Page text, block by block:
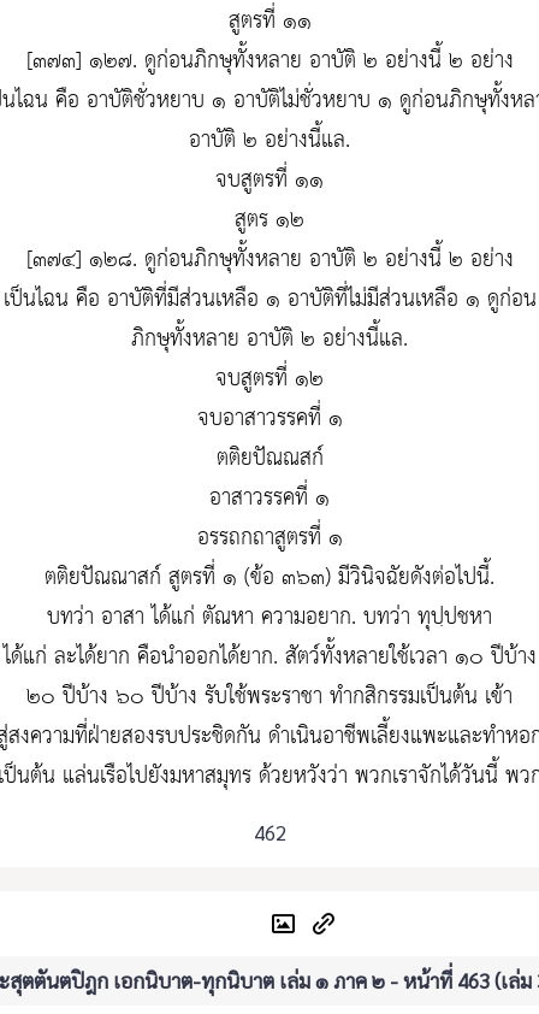
สูตรที่ ๑๑
[๓๗๓] ๑๒๗. ดูก่อนภิกษุทั้งหลาย อาบัติ ๒ อย่างนี้ ๒ อย่าง
นไฉน คือ อาบัติชั่วหยาบ ๑ อาบัติไม่ชั่วหยาบ ๑ ดูก่อนภิกษุทั้งห
อาบัติ ๒ อย่างนี้แล.
จบสูตรที่ ๑๑
สูตร ๑๒
[๓๗๔] ๑๒๘. ดูก่อนภิกษุทั้งหลาย อาบัติ ๒ อย่างนี้ ๒ อย่าง
เป็นไฉน คือ อาบัติที่มีส่วนเหลือ ๑ อาบัติที่ไม่มีส่วนเหลือ ๑ ดูก่อน
ภิกษุทั้งหลาย อาบัติ ๒ อย่างนี้แล.
จบสูตรที่ ๑๒
จบอาสาวรรคที่ ๑
ตติยปัณณสก์
อาสาวรรคที่ ๑
อรรถกถาสูตรที่ ๑
ตติยปัณณาสก์ สูตรที่ ๑ (ข้อ ๓๖๓) มีวินิจฉัยดังต่อไปนี้.
บทว่า อาสา ได้แก่ ตัณหา ความอยาก. บทว่า ทุปฺปชหา
ได้แก่ ละได้ยาก คือนำออกได้ยาก. สัตว์ทั้งหลายใช้เวลา ๑๐ ปีบ้าง
๒๐ ปีบ้าง ๖๐ ปีบ้าง รับใช้พระราชา ทำกสิกรรมเป็นต้น เข้า
สงความที่ฝ่ายสองรบประชิดกัน ดำเนินอาชีพเลี้ยงแพะและทำหอ
เป็นต้น แล่นเรือไปยังมหาสมุทร ด้วยหวังว่า พวกเราจักได้วันนี้ พว
462
สุตตันตปิฎก เอกนิบาต-ทุกนิบาต เล่ม ๑ ภาค ๒ - หน้าที่ 463 (เล่ม